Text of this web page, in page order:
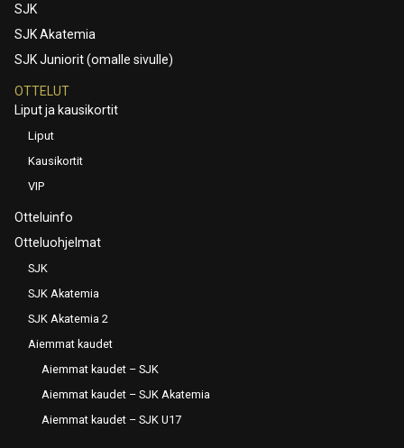
SJK
SJK Akatemia
SJK Juniorit (omalle sivulle)
OTTELUT
Liput ja kausikortit
Liput
Kausikortit
VIP
Otteluinfo
Otteluohjelmat
SJK
SJK Akatemia
SJK Akatemia 2
Aiemmat kaudet
Aiemmat kaudet – SJK
Aiemmat kaudet – SJK Akatemia
Aiemmat kaudet – SJK U17